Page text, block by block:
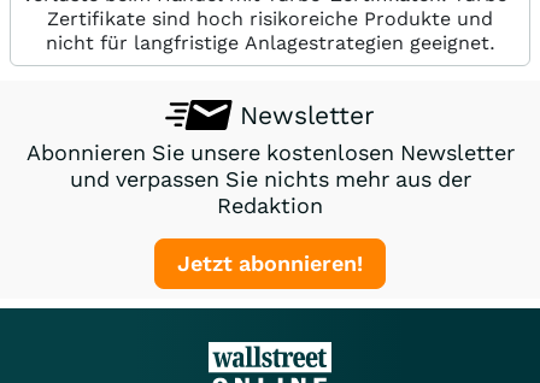
Zertifikate sind hoch risikoreiche Produkte und
nicht für langfristige Anlagestrategien geeignet.
Newsletter
Abonnieren Sie unsere kostenlosen Newsletter
und verpassen Sie nichts mehr aus der
Redaktion
Jetzt abonnieren!